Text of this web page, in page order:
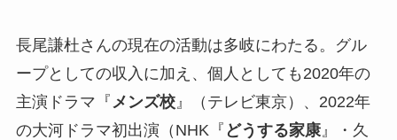
長尾謙杜さんの現在の活動は多岐にわたる。グル
ープとしての収入に加え、個人としても2020年の
主演ドラマ『 メンズ校』（テレビ東京）、2022年
の大河ドラマ初出演（NHK『 どうする家康』・久